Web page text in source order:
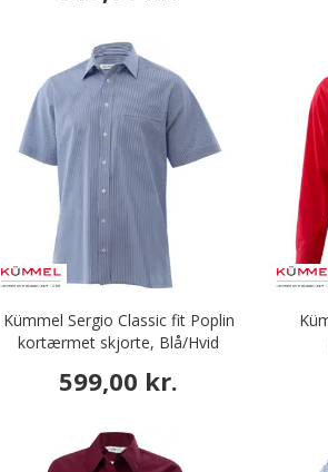
Kümmel Sergio Classic fit Poplin
kortærmet skjorte, Blå/Hvid
599,00 kr.